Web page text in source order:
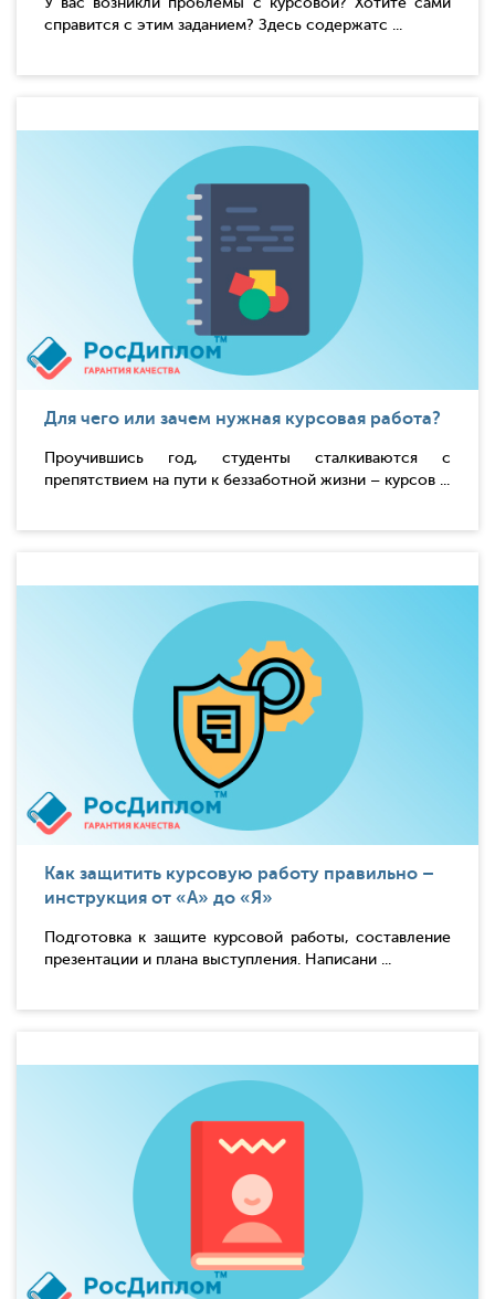
справится с этим заданием? Здесь содержатс ...
Для чего или зачем нужная курсовая работа?
Проучившись год, студенты сталкиваются с
препятствием на пути к беззаботной жизни – курсов ...
Как защитить курсовую работу правильно –
инструкция от «А» до «Я»
Подготовка к защите курсовой работы, составление
презентации и плана выступления. Написани ...